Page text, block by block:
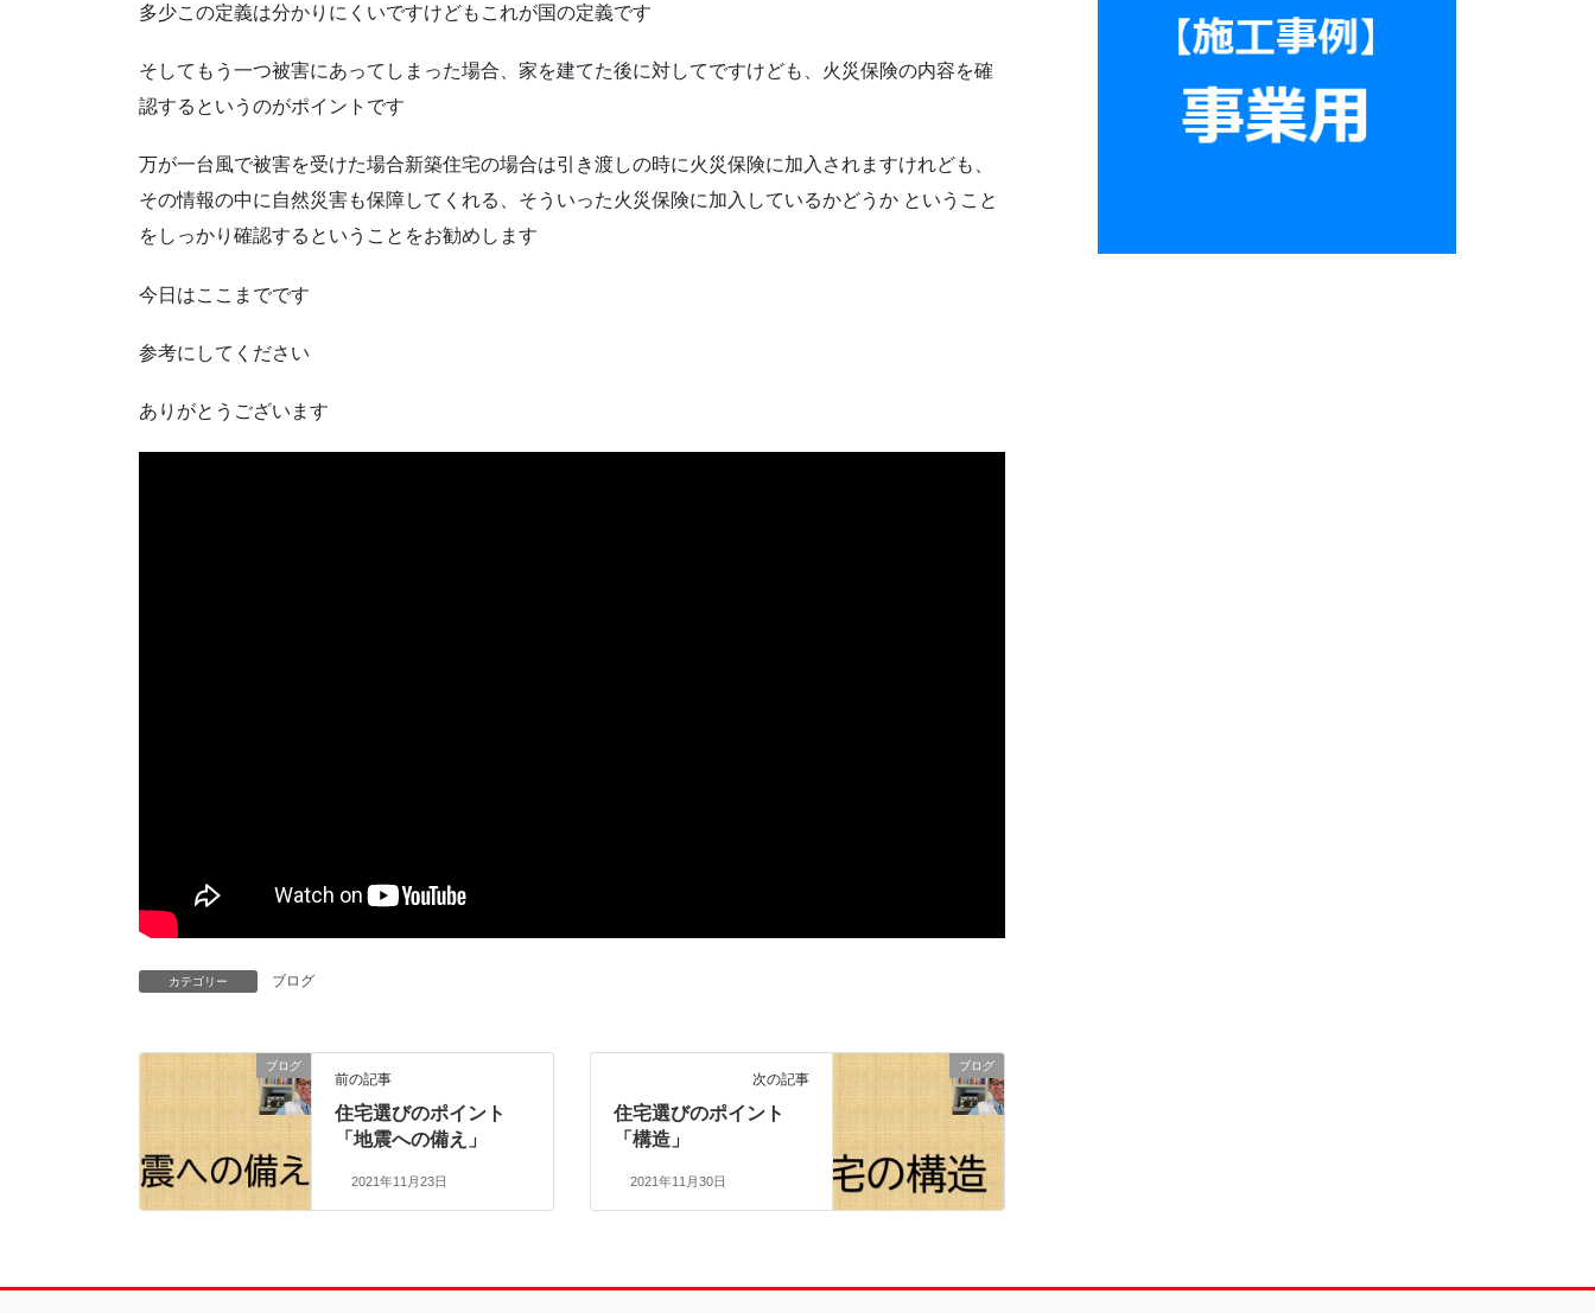
多少この定義は分かりにくいですけどもこれが国の定義です
そしてもう一つ被害にあってしまった場合、家を建てた後に対してですけども、火災保険の内容を確
認するというのがポイントです
万が一台風で被害を受けた場合新築住宅の場合は引き渡しの時に火災保険に加入されますけれども、
その情報の中に自然災害も保障してくれる、そういった火災保険に加入しているかどうか ということ
をしっかり確認するということをお勧めします
今日はここまでです
参考にしてください
ありがとうございます
カテゴリー ブログ
ブログ
前の記事
住宅選びのポイント
「地震への備え」
2021年11月23日
ブログ
次の記事
住宅選びのポイント
「構造」
2021年11月30日